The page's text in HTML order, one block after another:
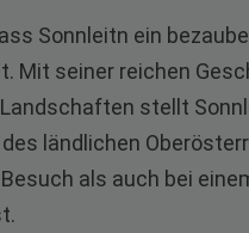
Sonnleitn ein
Mit seiner reichen
stellt
ländlichen
als auch bei